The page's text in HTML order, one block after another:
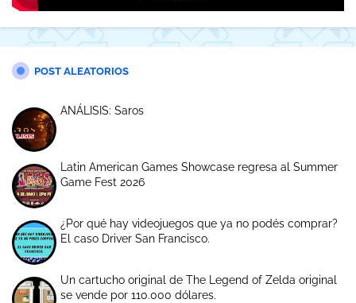
POST ALEATORIOS
ANÁLISIS: Saros
Latin American Games Showcase regresa al Summer
Game Fest 2026
¿Por qué hay videojuegos que ya no podés comprar?
El caso Driver San Francisco.
Un cartucho original de The Legend of Zelda original
se vende por 110.000 dólares.